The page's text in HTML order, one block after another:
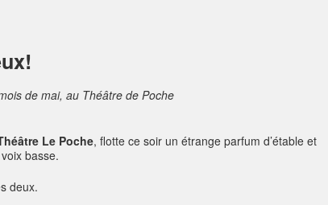
de mai, au Théâtre de Poche
Le Poche, flotte ce soir un étrange parfum d’étable et
basse.
deux.